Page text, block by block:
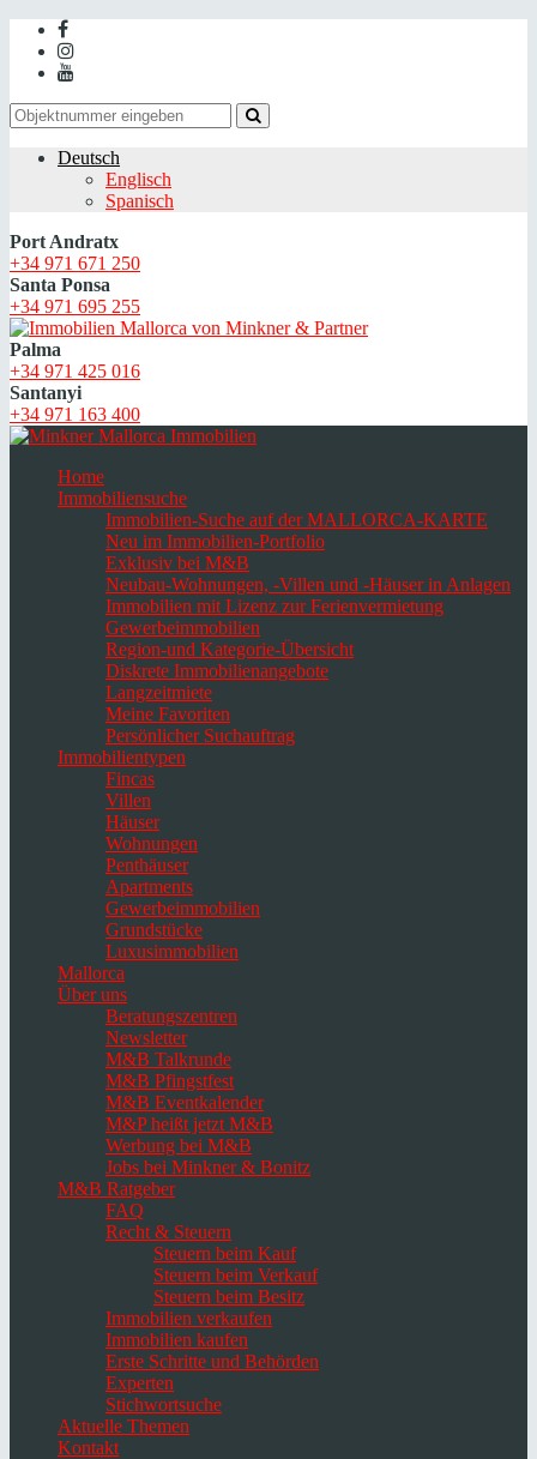
Deutsch
Englisch
Spanisch
Port Andratx
+34 971 671 250
Santa Ponsa
+34 971 695 255
Palma
+34 971 425 016
Santanyi
+34 971 163 400
Home
Immobiliensuche
Immobilien-Suche auf der MALLORCA-KARTE
Neu im Immobilien-Portfolio
Exklusiv bei M&B
Neubau-Wohnungen, -Villen und -Häuser in Anlagen
Immobilien mit Lizenz zur Ferienvermietung
Gewerbeimmobilien
Region-und Kategorie-Übersicht
Diskrete Immobilienangebote
Langzeitmiete
Meine Favoriten
Persönlicher Suchauftrag
Immobilientypen
Fincas
Villen
Häuser
Wohnungen
Penthäuser
Apartments
Gewerbeimmobilien
Grundstücke
Luxusimmobilien
Mallorca
Über uns
Beratungszentren
Newsletter
M&B Talkrunde
M&B Pfingstfest
M&B Eventkalender
M&P heißt jetzt M&B
Werbung bei M&B
Jobs bei Minkner & Bonitz
M&B Ratgeber
FAQ
Recht & Steuern
Steuern beim Kauf
Steuern beim Verkauf
Steuern beim Besitz
Immobilien verkaufen
Immobilien kaufen
Erste Schritte und Behörden
Experten
Stichwortsuche
Aktuelle Themen
Kontakt